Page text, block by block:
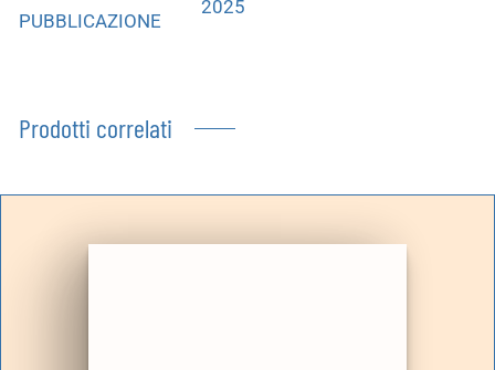
PUBBLICAZIONE
2025
Prodotti correlati